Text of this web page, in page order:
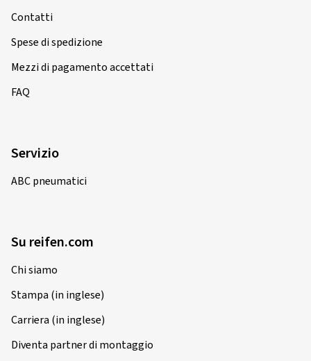
Contatti
Spese di spedizione
Mezzi di pagamento accettati
FAQ
Servizio
ABC pneumatici
Su reifen.com
Chi siamo
Stampa (in inglese)
Carriera (in inglese)
Diventa partner di montaggio